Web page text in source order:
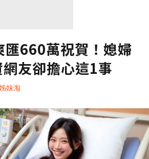
匯660萬祝賀！媳婦
友卻擔心這1事
妹淘